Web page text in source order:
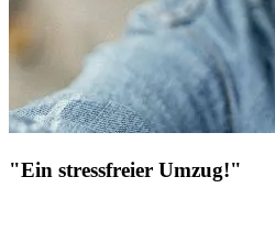
"Ein stressfreier Umzug!"